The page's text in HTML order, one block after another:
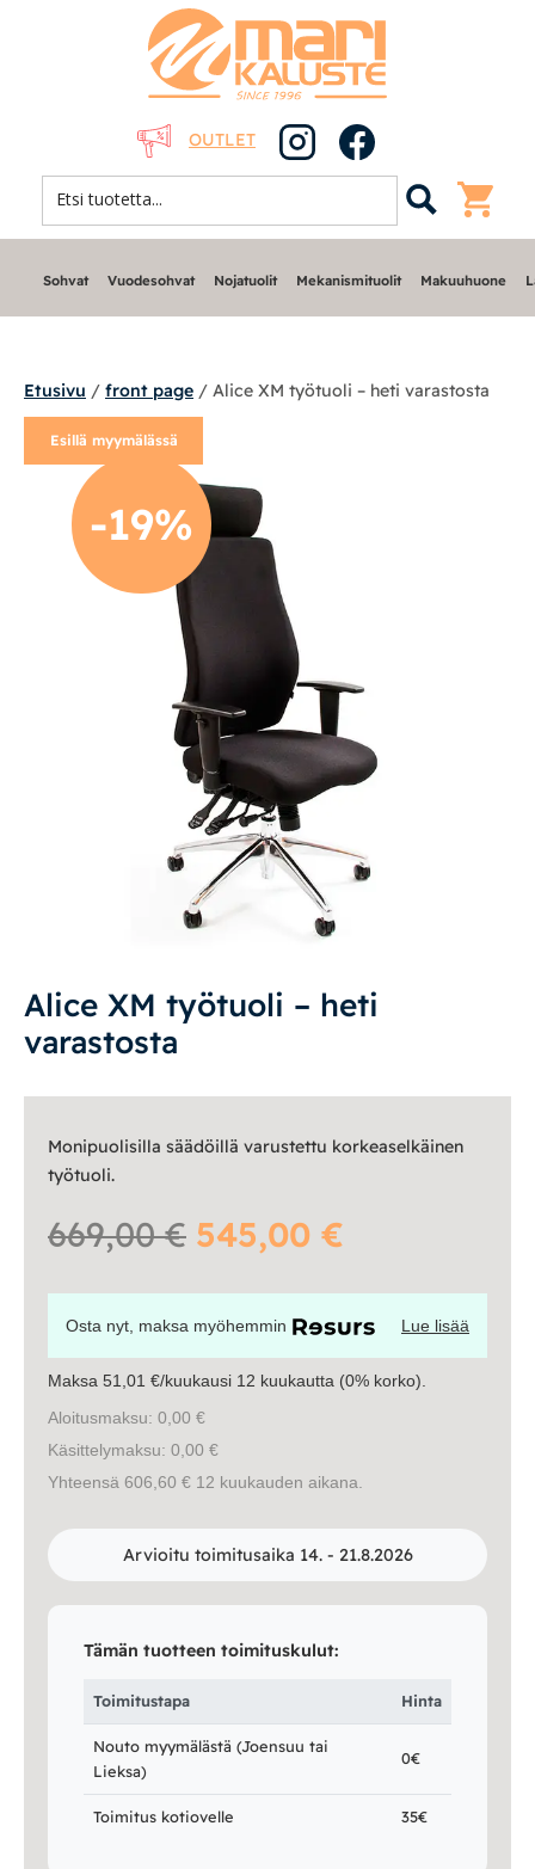
OUTLET
Sohvat
Nojatuolit
Mekanismituolit
Makuuhuone
Pöydät ja tuolit
Työpöydät ja työtuolit
Matot
Valaisimet
Oma tili|Yhteystiedot|Ostoskori
Sohvat Vuodesohvat Nojatuolit Mekanismituolit Makuuhuone
Etusivu / front page / Alice XM työtuoli – heti varastosta
Esillä myymälässä
-19%
Alice XM työtuoli – heti
varastosta
Monipuolisilla säädöillä varustettu korkeaselkäinen
työtuoli.
669,00€ Alkuperäinen
hinta
oli:
669,00 €.
545,00 €
hinta
on:
Osta nyt, maksa myöhemmin Lue lisää
Maksa 51,01 €/kuukausi 12 kuukautta (0% korko).
Aloitusmaksu: 0,00 €
Käsittelymaksu: 0,00 €
Yhteensä 606,60 € 12 kuukauden aikana.
Arvioitu toimitusaika 14. - 21.8.2026
Tämän tuotteen toimituskulut:
Toimitustapa Hinta
Nouto myymälästä (Joensuu tai
Lieksa)
0€
Toimitus kotiovelle 35€